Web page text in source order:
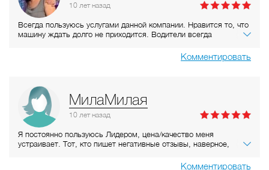
10 летназад
Всегда пользуюсь услугами данной компании. Нравится то, что
машину ждать долго не приходится. Водители всегда
зарекомендовала себя настоящим лидером В сфере
транспортных услуг)))Желаю дальнейшего процветания))
Комментировать
МилаМилая
10 летназад
Я постоянно пользуюсь Лидером, цена/качество меня
устраивает. Тот, кто пишет негативные отзывы, наверное,
дружелюбна и приветлива с таксистами, поэтому мне и
Комментировать